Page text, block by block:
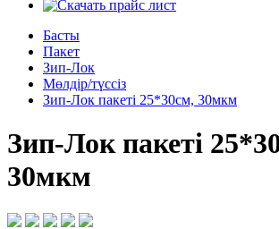
Басты
Пакет
Зип-Лок
Мөлдір/түссіз
Зип-Лок пакеті 25*30см, 30мкм
Зип-Лок пакеті
30мкм